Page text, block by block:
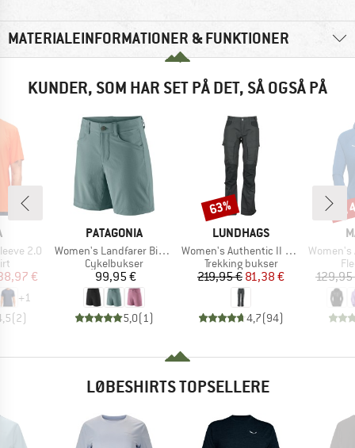
MATERIALEINFORMATIONER & FUNKTIONER
KUNDER, SOM HAR SET PÅ DET, SÅ OGSÅ PÅ
2.0
pris
€
+1
(2)
MÆRKE
PATAGONIA
Artikel
Women's Landfarer Bike Shorts
Produktgruppe
Cykelbukser
Pris
99,95 €
5,0(1 )
MÆRKE
LUNDHAGS
Artikel
Women's Authentic II Pant
Produktgruppe
Trekking bukser
Pris
219,95 €Nedsat pris
81,38 €
4,7(94)
Rabat
63%
Artikel
Women's Aenergy
129,95
LØBESHIRTS TOPSELLERE